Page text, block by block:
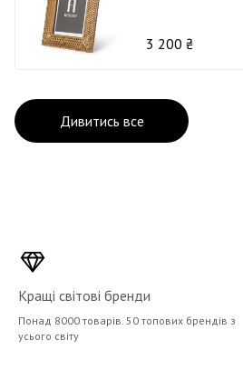
3 200 ₴
Дивитись все
Кращі світові бренди
Понад 8000 товарів. 50 топових брендів з
усього світу